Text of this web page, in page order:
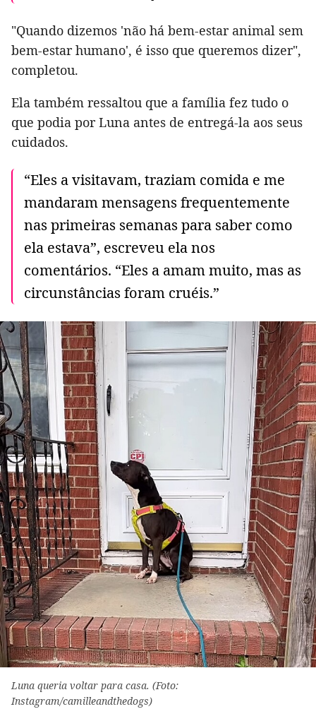
"Quando dizemos 'não há bem-estar animal sem
bem-estar humano', é isso que queremos dizer",
completou.
Ela também ressaltou que a família fez tudo o
que podia por Luna antes de entregá-la aos seus
cuidados.
“Eles a visitavam, traziam comida e me
mandaram mensagens frequentemente
nas primeiras semanas para saber como
ela estava”, escreveu ela nos
comentários. “Eles a amam muito, mas as
circunstâncias foram cruéis.”
Luna queria voltar para casa. (Foto:
Instagram/camilleandthedogs)